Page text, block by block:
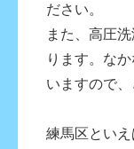
ださい。
また、高圧
ります。な
いますので
練馬区とい